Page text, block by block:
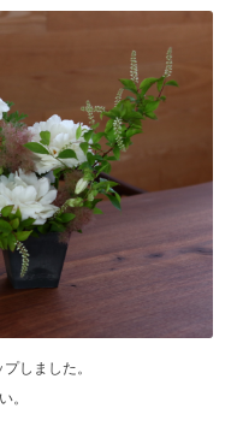
しました。
。